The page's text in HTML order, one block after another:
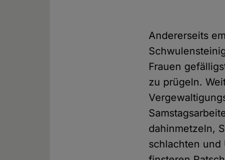
Andererseits
Frauen
zu prügeln.
dahinmetzeln,
schlachten und